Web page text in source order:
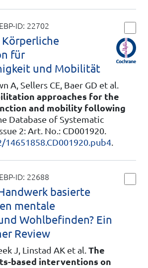
ID: 22702
Körperliche
für
und Mobilität
A, Sellers CE, Baer GD et al.
approaches for the
and mobility following
Database of Systematic
2: Art. No.: CD001920.
14651858.CD001920.pub4.
ID: 22688
basierte
mentale
Wohlbefinden? Ein
Review
J, Linstad AK et al. The
based interventions on